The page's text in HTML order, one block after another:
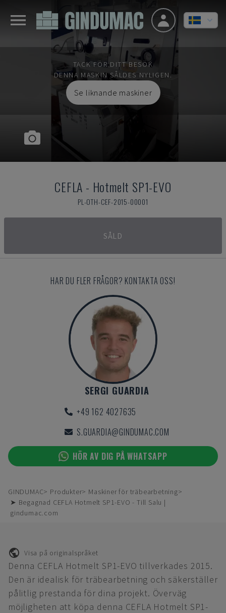
TACK FÖR DITT BESÖK
DENNA MASKIN SÅLDES NYLIGEN.
Se liknande maskiner
CEFLA - Hotmelt SP1-EVO
PL-OTH-CEF-2015-00001
SÅLD
HAR DU FLER FRÅGOR? KONTAKTA OSS!
SERGI GUARDIA
+49 162 4027635
S.GUARDIA@GINDUMAC.COM
HÖR AV DIG PÅ WHATSAPP
GINDUMAC Produkter
Maskiner för träbearbetning
➤ Begagnad CEFLA Hotmelt SP1-EVO - Till Salu |
gindumac.com
Visa på originalspråket
Denna CEFLA Hotmelt SP1-EVO tillverkades 2015.
Den är idealisk för träbearbetning och säkerställer
pålitlig prestanda för dina projekt. Överväg
möjligheten att köpa denna CEFLA Hotmelt SP1-